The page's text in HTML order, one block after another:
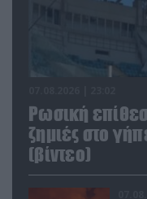
Ρωσική
ζημιές στο
(βίντεο)